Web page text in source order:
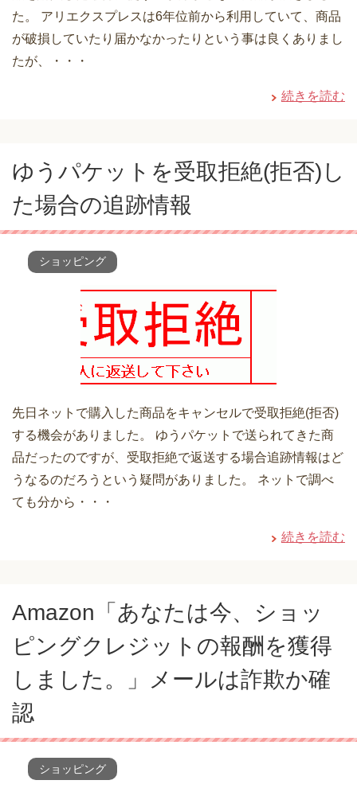
た。 アリエクスプレスは6年位前から利用していて、商品
が破損していたり届かなかったりという事は良くありまし
たが、・・・
続きを読む
ゆうパケットを受取拒絶(拒否)し
た場合の追跡情報
ショッピング
先日ネットで購入した商品をキャンセルで受取拒絶(拒否)
する機会がありました。 ゆうパケットで送られてきた商
品だったのですが、受取拒絶で返送する場合追跡情報はど
うなるのだろうという疑問がありました。 ネットで調べ
ても分から・・・
続きを読む
Amazon「あなたは今、ショッ
ピングクレジットの報酬を獲得
しました。」メールは詐欺か確
認
ショッピング